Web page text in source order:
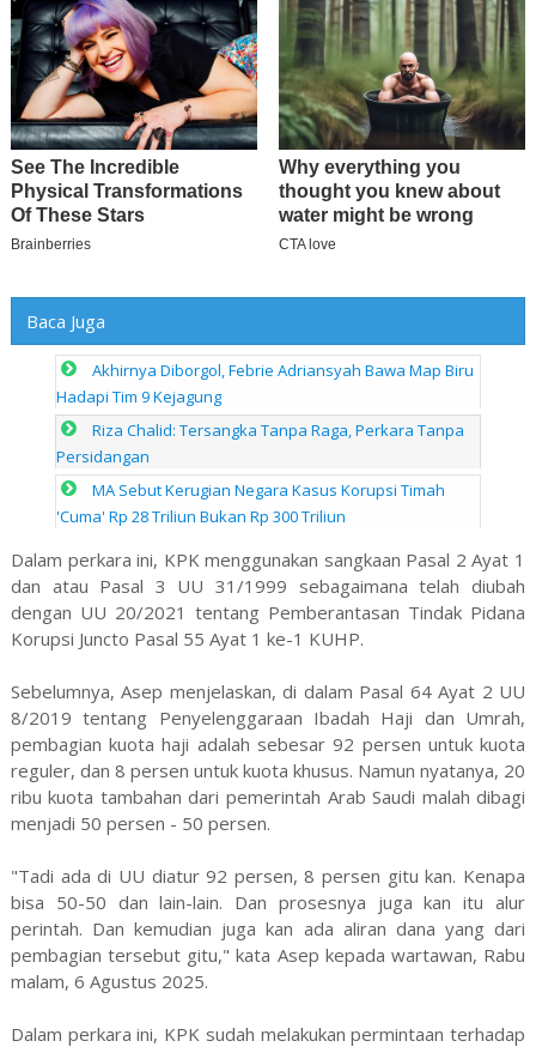
Baca Juga
Akhirnya Diborgol, Febrie Adriansyah Bawa Map Biru
Hadapi Tim 9 Kejagung
Riza Chalid: Tersangka Tanpa Raga, Perkara Tanpa
Persidangan
MA Sebut Kerugian Negara Kasus Korupsi Timah
'Cuma' Rp 28 Triliun Bukan Rp 300 Triliun
Dalam perkara ini, KPK menggunakan sangkaan Pasal 2 Ayat 1
dan atau Pasal 3 UU 31/1999 sebagaimana telah diubah
dengan UU 20/2021 tentang Pemberantasan Tindak Pidana
Korupsi Juncto Pasal 55 Ayat 1 ke-1 KUHP.
Sebelumnya, Asep menjelaskan, di dalam Pasal 64 Ayat 2 UU
8/2019 tentang Penyelenggaraan Ibadah Haji dan Umrah,
pembagian kuota haji adalah sebesar 92 persen untuk kuota
reguler, dan 8 persen untuk kuota khusus. Namun nyatanya, 20
ribu kuota tambahan dari pemerintah Arab Saudi malah dibagi
menjadi 50 persen - 50 persen.
"Tadi ada di UU diatur 92 persen, 8 persen gitu kan. Kenapa
bisa 50-50 dan lain-lain. Dan prosesnya juga kan itu alur
perintah. Dan kemudian juga kan ada aliran dana yang dari
pembagian tersebut gitu," kata Asep kepada wartawan, Rabu
malam, 6 Agustus 2025.
Dalam perkara ini, KPK sudah melakukan permintaan terhadap